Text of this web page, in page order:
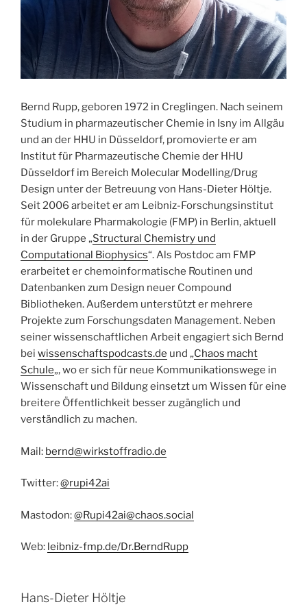
Bernd Rupp, geboren 1972 in Creglingen. Nach seinem
Studium in pharmazeutischer Chemie in Isny im Allgäu
und an der HHU in Düsseldorf, promovierte er am
Institut für Pharmazeutische Chemie der HHU
Düsseldorf im Bereich Molecular Modelling/Drug
Design unter der Betreuung von Hans-Dieter Höltje.
Seit 2006 arbeitet er am Leibniz-Forschungsinstitut
für molekulare Pharmakologie (FMP) in Berlin, aktuell
in der Gruppe „Structural Chemistry und
Computational Biophysics“. Als Postdoc am FMP
erarbeitet er chemoinformatische Routinen und
Datenbanken zum Design neuer Compound
Bibliotheken. Außerdem unterstützt er mehrere
Projekte zum Forschungsdaten Management. Neben
seiner wissenschaftlichen Arbeit engagiert sich Bernd
bei wissenschaftspodcasts.de und „Chaos macht
Schule„, wo er sich für neue Kommunikationswege in
Wissenschaft und Bildung einsetzt um Wissen für eine
breitere Öffentlichkeit besser zugänglich und
verständlich zu machen.
Mail: bernd@wirkstoffradio.de
Twitter:@rupi42ai
Mastodon:@Rupi42ai@chaos.social
Web: leibniz-fmp.de/Dr.BerndRupp
Hans-Dieter Höltje